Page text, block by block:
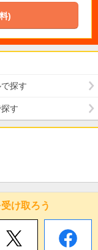
)
探す
す
け取ろう